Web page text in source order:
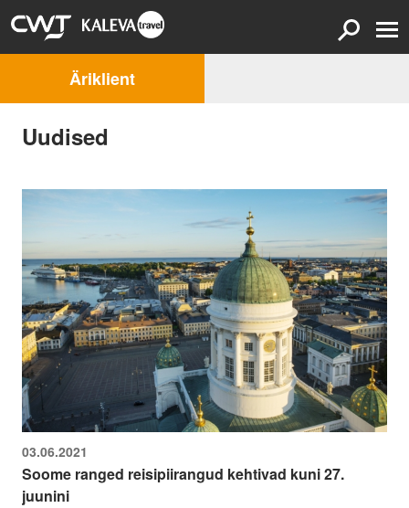
Äriklient
Uudised
03.06.2021
Soome ranged reisipiirangud kehtivad kuni 27.
juunini